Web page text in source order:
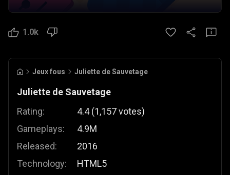
1.0k
Jeux fous Juliette de Sauvetage
Juliette de Sauvetage
Rating:
Gameplays:
Released:
Technology:
4.4 (1,157votes)
4.9M
2016
HTML5